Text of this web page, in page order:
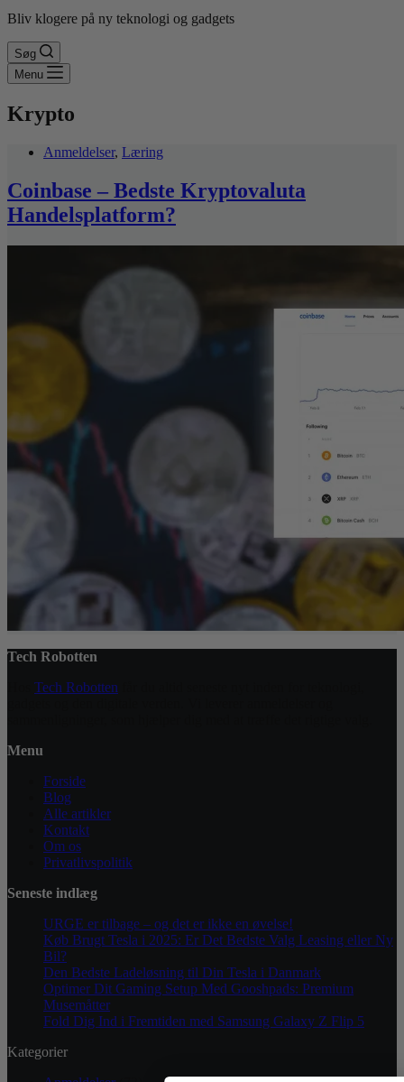
Bliv klogere på ny teknologi og gadgets
Søg
Menu
Krypto
Anmeldelser, Læring
Coinbase – Bedste Kryptovaluta
Handelsplatform?
Tech Robotten
Tech Robotten
Menu
Forside
Blog
Alle artikler
Kontakt
Om os
Privatlivspolitik
Seneste indlæg
URGE er tilbage – og det er ikke en øvelse!
Køb Brugt Tesla i 2025: Er Det Bedste Valg Leasing eller Ny
Bil?
Den Bedste Ladeløsning til Din Tesla i Danmark
Optimer Dit Gaming Setup Med Gooshpads: Premium
Musemåtter
Fold Dig Ind i Fremtiden med Samsung Galaxy Z Flip 5
Kategorier